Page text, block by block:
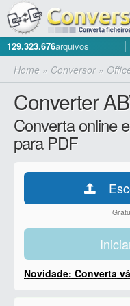
129.323.676arquivos
Home » Conversor»
Converter
Converta online
para PDF
Novidade: Converta